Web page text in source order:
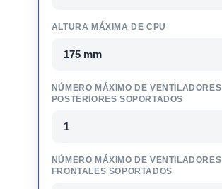
ALTURA MÁXIMA DE CPU
175 mm
NÚMERO MÁXIMO DE VENTILADORES
POSTERIORES SOPORTADOS
1
NÚMERO MÁXIMO DE VENTILADORES
FRONTALES SOPORTADOS